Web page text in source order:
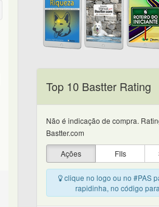
Top 10 Bastter Rating
Não é indicação de compra.
Bastter.com
Ações
FIIs
clique no logo ou no #PAS
rapidinha, no código